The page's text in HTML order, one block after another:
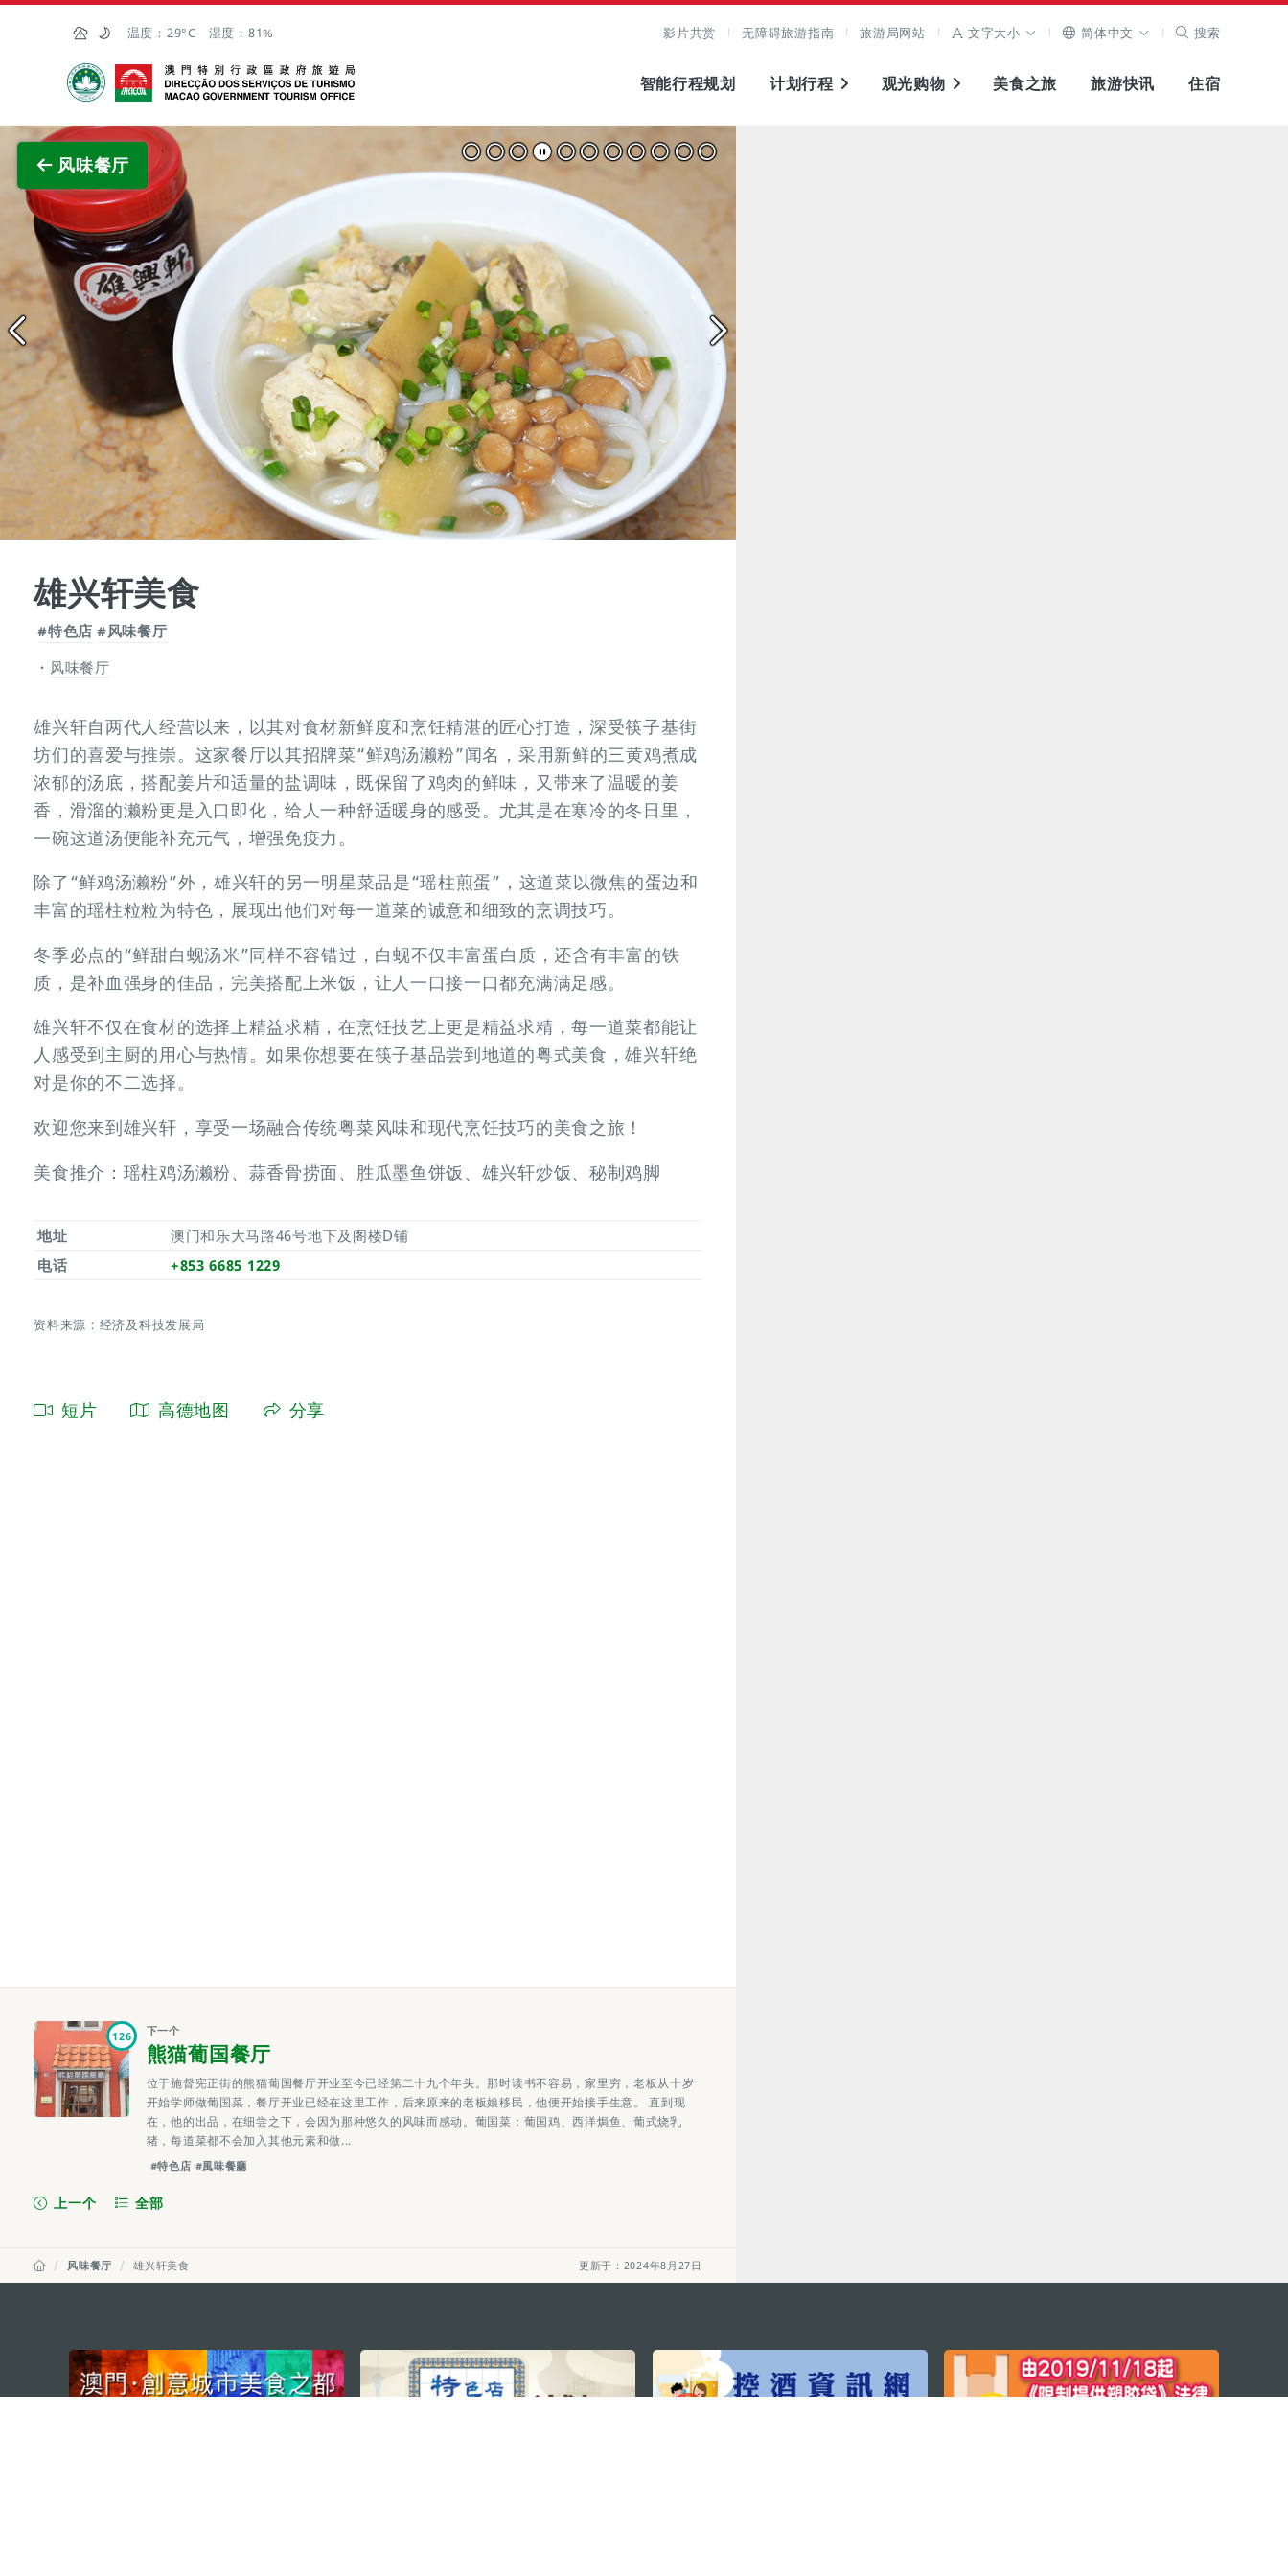
跳至主内容
温度： 29°C 湿度： 81% 影片共赏 无障碍旅游指南 旅游局网站 文字大小 简体中文 搜索
澳门特别行政区政府旅游局
智能行程规划 计划行程 观光购物 美食之旅 旅游快讯 住宿
风味餐厅
查看原图
雄兴轩美食
#特色店 #风味餐厅
风味餐厅
雄兴轩自两代人经营以来，以其对食材新鲜度和烹饪精湛的匠心打造，深受筷子基街
坊们的喜爱与推崇。这家餐厅以其招牌菜“鲜鸡汤濑粉”闻名，采用新鲜的三黄鸡煮成
浓郁的汤底，搭配姜片和适量的盐调味，既保留了鸡肉的鲜味，又带来了温暖的姜
香，滑溜的濑粉更是入口即化，给人一种舒适暖身的感受。尤其是在寒冷的冬日里，
一碗这道汤便能补充元气，增强免疫力。
除了“鲜鸡汤濑粉”外，雄兴轩的另一明星菜品是“瑶柱煎蛋”，这道菜以微焦的蛋边和
丰富的瑶柱粒粒为特色，展现出他们对每一道菜的诚意和细致的烹调技巧。
冬季必点的“鲜甜白蚬汤米”同样不容错过，白蚬不仅丰富蛋白质，还含有丰富的铁
质，是补血强身的佳品，完美搭配上米饭，让人一口接一口都充满满足感。
雄兴轩不仅在食材的选择上精益求精，在烹饪技艺上更是精益求精，每一道菜都能让
人感受到主厨的用心与热情。如果你想要在筷子基品尝到地道的粤式美食，雄兴轩绝
对是你的不二选择。
欢迎您来到雄兴轩，享受一场融合传统粤菜风味和现代烹饪技巧的美食之旅！
美食推介：瑶柱鸡汤濑粉、蒜香骨捞面、胜瓜墨鱼饼饭、雄兴轩炒饭、秘制鸡脚
地址
澳门和乐大马路46号地下及阁楼D铺
电话
+853 6685 1229
资料来源：经济及科技发展局
短片 高德地图 分享
126 下一个
熊猫葡国餐厅
位于施督宪正街的熊猫葡国餐厅开业至今已经第二十九个年头。那时读书不容易，家里穷，老板从十岁
开始学师做葡国菜，餐厅开业已经在这里工作，后来原来的老板娘移民，他便开始接手生意。 直到现
在，他的出品，在细尝之下，会因为那种悠久的风味而感动。葡国菜：葡国鸡、西洋焗鱼、葡式烧乳
猪，每道菜都不会加入其他元素和做...
#特色店 #風味餐廳
上一个 全部
更新于：2024年8月27日
风味餐厅 雄兴轩美食
external links